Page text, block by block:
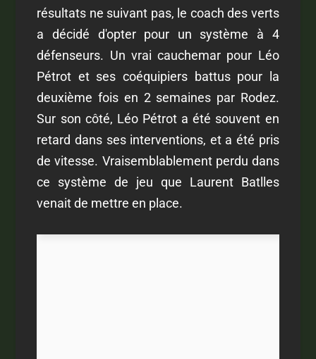
résultats ne suivant pas, le coach des verts
a décidé d'opter pour un système à 4
défenseurs. Un vrai cauchemar pour Léo
Pétrot et ses coéquipiers battus pour la
deuxième fois en 2 semaines par Rodez.
Sur son côté, Léo Pétrot a été souvent en
retard dans ses interventions, et a été pris
de vitesse. Vraisemblablement perdu dans
ce système de jeu que Laurent Batlles
venait de mettre en place.